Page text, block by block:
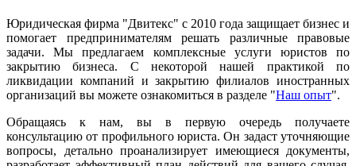
Юридическая фирма "Двитекс" с 2010 года защищает бизнес и
помогает предпринимателям решать различные правовые
задачи. Мы предлагаем комплексные услуги юристов по
закрытию бизнеса. С некоторой нашей практикой по
ликвидации компаний и закрытию филиалов иностранных
организаций вы можете ознакомиться в разделе "Наш опыт".
Обращаясь к нам, вы в первую очередь получаете
консультацию от профильного юриста. Он задаст уточняющие
вопросы, детально проанализирует имеющиеся документы,